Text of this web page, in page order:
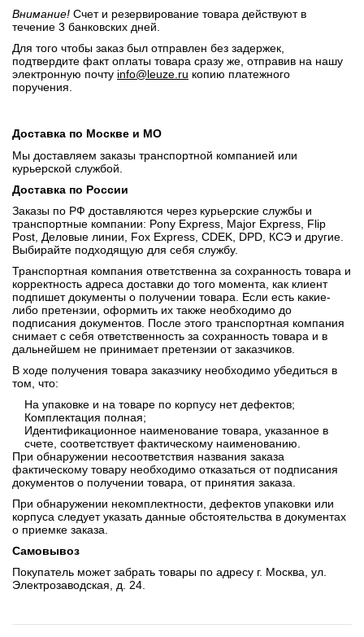
Внимание! Счет и резервирование товара действуют в
течение 3 банковских дней.
Для того чтобы заказ был отправлен без задержек,
подтвердите факт оплаты товара сразу же, отправив на нашу
электронную почту info@leuze.ru копию платежного
поручения.
Доставка по Москве и МО
Мы доставляем заказы транспортной компанией или
курьерской службой.
Доставка по России
Заказы по РФ доставляются через курьерские службы и
транспортные компании: Pony Express, Major Express, Flip
Post, Деловые линии, Fox Express, CDEK, DPD, КСЭ и другие.
Выбирайте подходящую для себя службу.
Транспортная компания ответственна за сохранность товара и
корректность адреса доставки до того момента, как клиент
подпишет документы о получении товара. Если есть какие-
либо претензии, оформить их также необходимо до
подписания документов. После этого транспортная компания
снимает с себя ответственность за сохранность товара и в
дальнейшем не принимает претензии от заказчиков.
В ходе получения товара заказчику необходимо убедиться в
том, что:
На упаковке и на товаре по корпусу нет дефектов;
Комплектация полная;
Идентификационное наименование товара, указанное в
счете, соответствует фактическому наименованию.
При обнаружении несоответствия названия заказа
фактическому товару необходимо отказаться от подписания
документов о получении товара, от принятия заказа.
При обнаружении некомплектности, дефектов упаковки или
корпуса следует указать данные обстоятельства в документах
о приемке заказа.
Самовывоз
Покупатель может забрать товары по адресу г. Москва, ул.
Электрозаводская, д. 24.